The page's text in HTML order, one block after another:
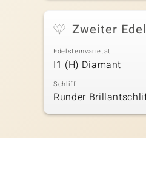
Zweiter
Edelsteinvarietät
I1 (H) Diamant
Schliff
Runder